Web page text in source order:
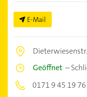
E-Mail
Geöffnet –
0171 9 45 19 76